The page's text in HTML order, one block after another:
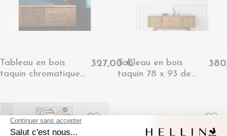
Tableau en bois
taquin chromatique
327,00 €Tableau en bois
taquin 78 x 93 de